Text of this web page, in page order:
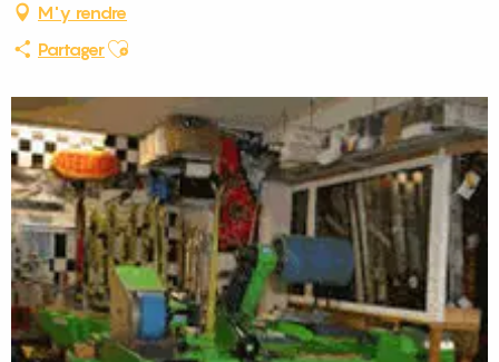
M'y rendre
PartagerAjouter aux favoris